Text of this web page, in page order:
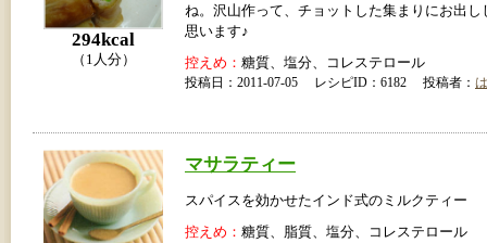
294kcal
（1人分）
ね。沢山作って、チョットした集まりにお出し
思います♪
控えめ： 糖質、塩分、コレステロール
投稿日：2011-07-05 レシピID：6182 投稿者：
マサラティー
スパイスを効かせたインド式のミルクティー
控えめ： 糖質、脂質、塩分、コレステロール